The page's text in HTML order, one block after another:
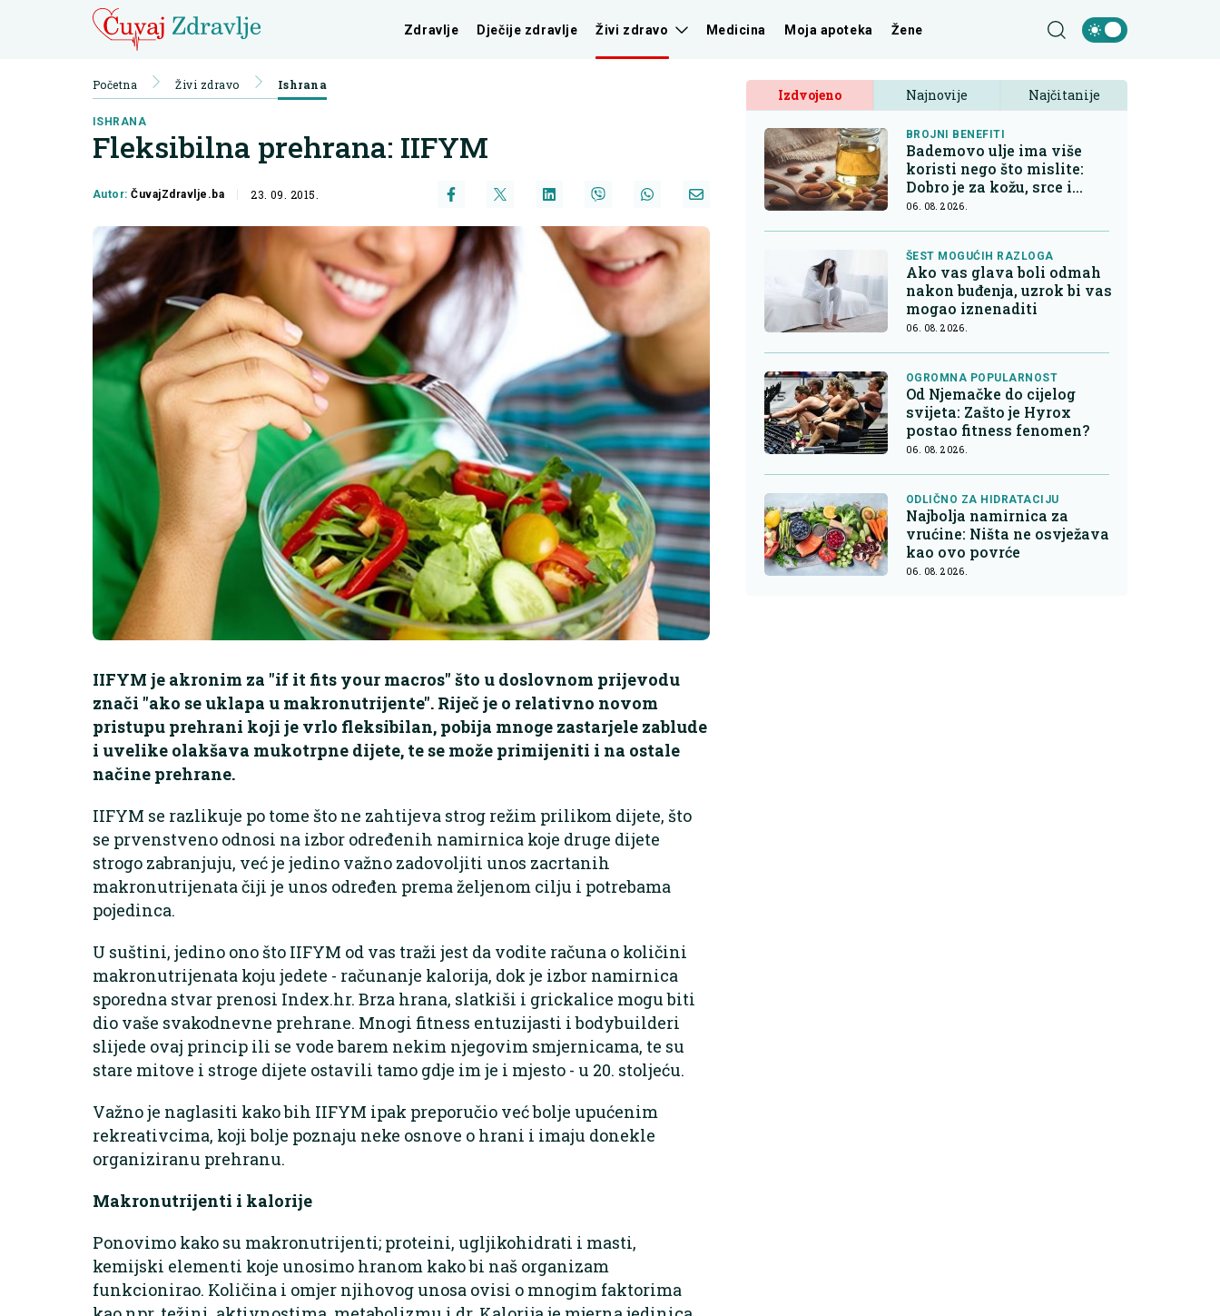
Zdravlje Dječije zdravlje Živi zdravo Medicina Moja apoteka Žene
Početna Živi zdravo Ishrana
ISHRANA
Fleksibilna prehrana: IIFYM
Autor:ČuvajZdravlje.ba 23. 09. 2015.
IIFYM je akronim za "if it fits your macros" što u doslovnom prijevodu
znači "ako se uklapa u makronutrijente". Riječ je o relativno novom
pristupu prehrani koji je vrlo fleksibilan, pobija mnoge zastarjele zablude
i uvelike olakšava mukotrpne dijete, te se može primijeniti i na ostale
načine prehrane.
IIFYM se razlikuje po tome što ne zahtijeva strog režim prilikom dijete, što
se prvenstveno odnosi na izbor određenih namirnica koje druge dijete
strogo zabranjuju, već je jedino važno zadovoljiti unos zacrtanih
makronutrijenata čiji je unos određen prema željenom cilju i potrebama
pojedinca.
U suštini, jedino ono što IIFYM od vas traži jest da vodite računa o količini
makronutrijenata koju jedete - računanje kalorija, dok je izbor namirnica
sporedna stvar prenosi Index.hr. Brza hrana, slatkiši i grickalice mogu biti
dio vaše svakodnevne prehrane. Mnogi fitness entuzijasti i bodybuilderi
slijede ovaj princip ili se vode barem nekim njegovim smjernicama, te su
stare mitove i stroge dijete ostavili tamo gdje im je i mjesto - u 20. stoljeću.
Važno je naglasiti kako bih IIFYM ipak preporučio već bolje upućenim
rekreativcima, koji bolje poznaju neke osnove o hrani i imaju donekle
organiziranu prehranu.
Makronutrijenti i kalorije
Ponovimo kako su makronutrijenti; proteini, ugljikohidrati i masti,
kemijski elementi koje unosimo hranom kako bi naš organizam
funkcionirao. Količina i omjer njihovog unosa ovisi o mnogim faktorima
Izdvojeno Najnovije Najčitanije
BROJNI BENEFITI
Bademovo ulje ima više
koristi nego što mislite:
Dobro je za kožu, srce i
kontrolu apetita
06. 08. 2026.
ŠEST MOGUĆIH RAZLOGA
Ako vas glava boli odmah
nakon buđenja, uzrok bi vas
mogao iznenaditi
06. 08. 2026.
OGROMNA POPULARNOST
Od Njemačke do cijelog
svijeta: Zašto je Hyrox
postao fitness fenomen?
06. 08. 2026.
ODLIČNO ZA HIDRATACIJU
Najbolja namirnica za
vrućine: Ništa ne osvježava
kao ovo povrće
06. 08. 2026.